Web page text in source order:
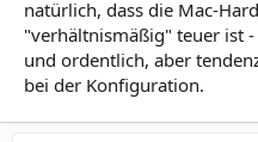
natürlich, dass die Mac-
"verhältnismäßig" teuer ist
und ordentlich, aber
bei der Konfiguration.